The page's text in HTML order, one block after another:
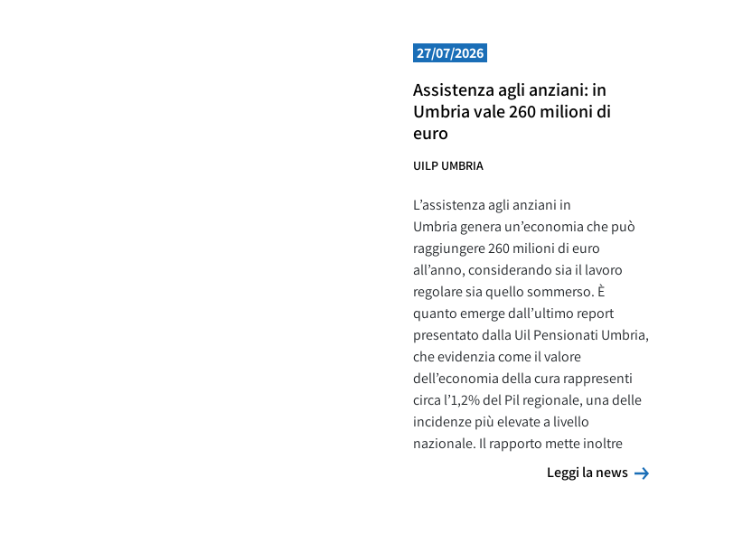
27/07/2026
Assistenza agli anziani: in
Umbria vale 260 milioni di
euro
UILP UMBRIA
L’assistenza agli anziani in
Umbria genera un’economia che può
raggiungere 260 milioni di euro
all’anno, considerando sia il lavoro
regolare sia quello sommerso. È
quanto emerge dall’ultimo report
presentato dalla Uil Pensionati Umbria,
che evidenzia come il valore
dell’economia della cura rappresenti
circa l’1,2% del Pil regionale, una delle
incidenze più elevate a livello
nazionale. Il rapporto mette inoltre
Leggi la news
Leggi la news